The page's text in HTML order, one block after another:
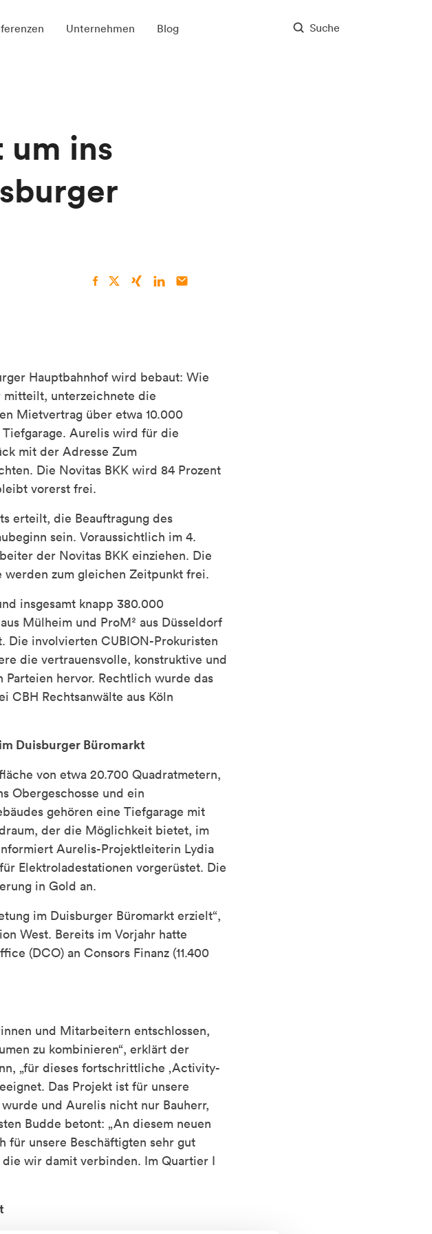
Unternehmen Blog Suche
um ins
Hauptbahnhof wird bebaut: Wie
mitteilt, unterzeichnete die
Mietvertrag über etwa 10.000
Aurelis wird für die
mit der Adresse Zum
Die Novitas BKK wird 84 Prozent
vorerst frei.
erteilt, die Beauftragung des
sein. Voraussichtlich im 4.
der Novitas BKK einziehen. Die
werden zum gleichen Zeitpunkt frei.
insgesamt knapp 380.000
Mülheim und ProM² aus Düsseldorf
Die involvierten CUBION-Prokuristen
die vertrauensvolle, konstruktive und
hervor. Rechtlich wurde das
CBH Rechtsanwälte aus Köln
Duisburger Büromarkt
von etwa 20.700 Quadratmetern,
Obergeschosse und ein
gehören eine Tiefgarage mit
der die Möglichkeit bietet, im
Aurelis-Projektleiterin Lydia
Elektroladestationen vorgerüstet. Die
in Gold an.
im Duisburger Büromarkt erzielt“,
West. Bereits im Vorjahr hatte
(DCO) an Consors Finanz (11.400
und Mitarbeitern entschlossen,
zu kombinieren“, erklärt der
„für dieses fortschrittliche ‚Activity-
Das Projekt ist für unsere
und Aurelis nicht nur Bauherr,
Budde betont: „An diesem neuen
für unsere Beschäftigten sehr gut
wir damit verbinden. Im Quartier I